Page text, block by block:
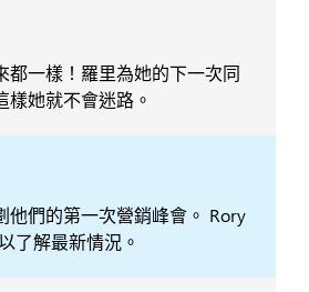
都一樣！羅里為她的下一次同
樣她就不會迷路。
他們的第一次營銷峰會。 Rory
了解最新情況。